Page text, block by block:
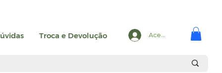
Troca e Devolução Acesse